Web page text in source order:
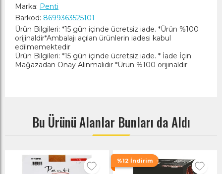
Marka: Penti
Barkod: 8699363525101
Ürün Bilgileri: *15 gün içinde ücretsiz iade. *Ürün %100
orijinaldir*Ambalajı açılan ürünlerin iadesi kabul
edilmemektedir
Ürün Bilgileri: *15 gün içinde ücretsiz iade. * İade İçin
Mağazadan Onay Alınmalıdır *Ürün %100 orijinaldir
Bu Ürünü Alanlar Bunları da Aldı
%12 İndirim